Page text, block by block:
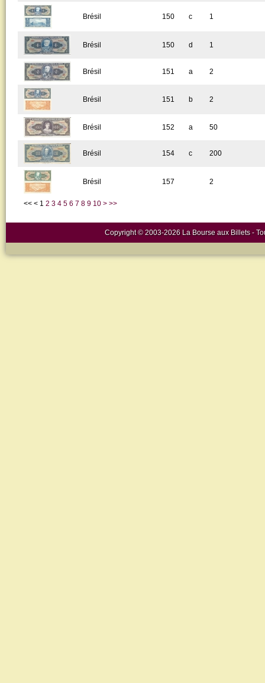
<< < 1 2 3 4 5 6 7 8 9 10 > >>
Brésil 150 c 1
Brésil 150 d 1
Brésil 151 a 2
Brésil 151 b 2
Brésil 152 a 50
Brésil 154 c 200
Brésil 157 2
Copyright © 2003-2026 La Bourse aux Billets -